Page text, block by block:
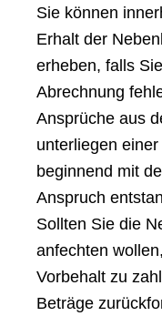
Sie können
Erhalt der
erheben, falls
Abrechnung
Ansprüche aus
unterliegen
beginnend mit
Anspruch
Sollten Sie die
anfechten
Vorbehalt zu
Beträge